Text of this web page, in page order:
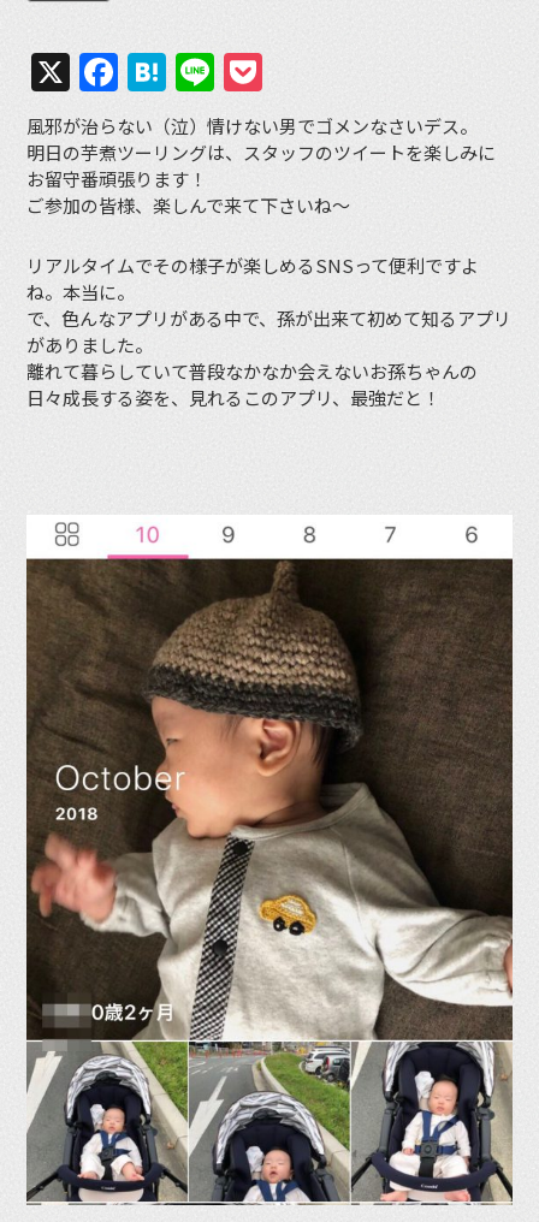
X Facebook
Hatena
Line
風邪が治らない（泣）情けない男でゴメンなさいデス。
明日の芋煮ツーリングは、スタッフのツイートを楽しみに
お留守番頑張ります！
ご参加の皆様、楽しんで来て下さいね〜
リアルタイムでその様子が楽しめるSNSって便利ですよ
ね。本当に。
で、色んなアプリがある中で、孫が出来て初めて知るアプリ
がありました。
離れて暮らしていて普段なかなか会えないお孫ちゃんの
日々成長する姿を、見れるこのアプリ、最強だと！